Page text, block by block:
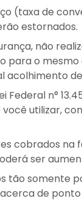
(taxa de
estornados.
não
para o
acolhimento
Federal n°
utilizar,
cobrados na
ser
tão somente
acerca de